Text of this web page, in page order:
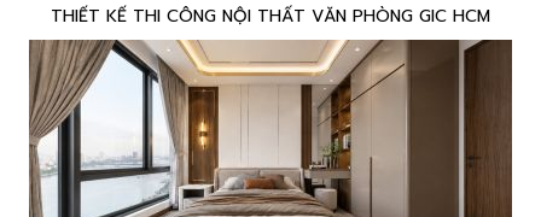
THIẾT KẾ THI CÔNG NỘI THẤT VĂN PHÒNG GIC HCM